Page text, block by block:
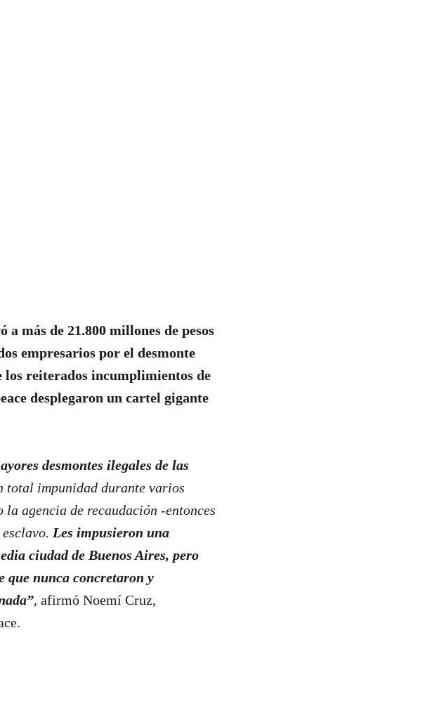
más de 21.800 millones de pesos
empresarios por el desmonte
los reiterados incumplimientos de
desplegaron un cartel gigante
desmontes ilegales de las
total impunidad durante varios
la agencia de recaudación -entonces
Les impusieron una
ciudad de Buenos Aires, pero
que nunca concretaron y
, afirmó Noemí Cruz,